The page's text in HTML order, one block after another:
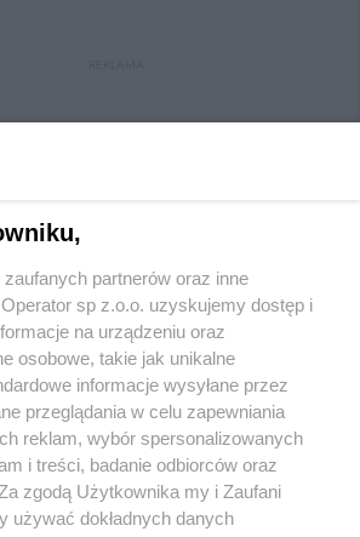
prywatności regulamin korzystania z portali
Skontakuj się z nami
partnerów oraz inne
sp z.o.o. uzyskujemy dostęp i
na urządzeniu oraz
osobowe, takie jak unikalne
informacje wysyłane przez
przeglądania w celu zapewniania
reklam, wybór spersonalizowanych
i treści, badanie odbiorców oraz
zgodą Użytkownika my i Zaufani
używać dokładnych danych